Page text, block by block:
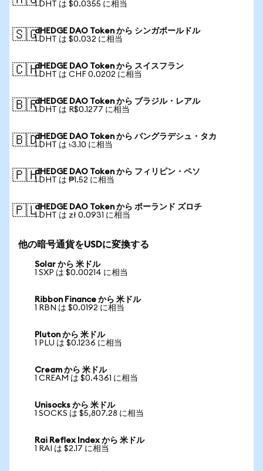
1 DHT は $0.0355 に相当
🇸🇬dHEDGE DAO Token から シンガポールドル
1 DHT は $0.032 に相当
🇨🇭dHEDGE DAO Token から スイスフラン
1 DHT は CHF 0.0202 に相当
🇧🇷dHEDGE DAO Token から ブラジル・レアル
1 DHT は R$0.1277 に相当
🇧🇩dHEDGE DAO Token から バングラデシュ・タカ
1 DHT は ৳3.10 に相当
🇵🇭dHEDGE DAO Token から フィリピン・ペソ
1 DHT は ₱1.52 に相当
🇵🇱dHEDGE DAO Token から ポーランド ズロチ
1 DHT は zł 0.0931 に相当
他の暗号通貨をUSDに変換する
Solar から 米ドル
1 SXP は $0.00214 に相当
Ribbon Finance から 米ドル
1 RBN は $0.0192 に相当
Pluton から 米ドル
1 PLU は $0.1236 に相当
Cream から 米ドル
1 CREAM は $0.4361 に相当
Unisocks から 米ドル
1 SOCKS は $5,807.28 に相当
Rai Reflex Index から 米ドル
1 RAI は $2.17 に相当